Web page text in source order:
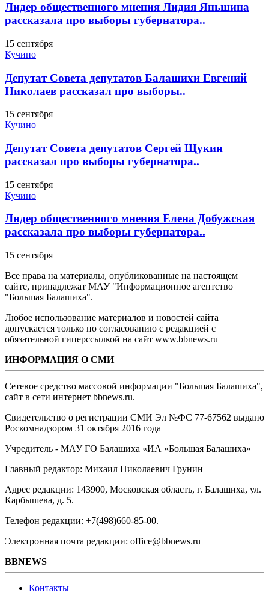
Лидер общественного мнения Лидия Яньшина
рассказала про выборы губернатора..
15 сентября
Кучино
Депутат Совета депутатов Балашихи Евгений
Николаев рассказал про выборы..
15 сентября
Кучино
Депутат Совета депутатов Сергей Щукин
рассказал про выборы губернатора..
15 сентября
Кучино
Лидер общественного мнения Елена Добужская
рассказала про выборы губернатора..
15 сентября
Все права на материалы, опубликованные на настоящем
сайте, принадлежат МАУ "Информационное агентство
"Большая Балашиха".
Любое использование материалов и новостей сайта
допускается только по согласованию с редакцией с
обязательной гиперссылкой на сайт www.bbnews.ru
ИНФОРМАЦИЯ О СМИ
Сетевое средство массовой информации "Большая Балашиха",
сайт в сети интернет bbnews.ru.
Свидетельство о регистрации СМИ Эл №ФС ‎77-67562 выдано
Роскомнадзором 31 октября 2016 года
Учредитель - МАУ ГО Балашиха «ИА «Большая Балашиха»
Главный редактор: Михаил Николаевич Грунин
Адрес редакции: 143900, Московская область, г. Балашиха, ул.
Карбышева, д. 5.
Телефон редакции: +7(498)660-85-00.
Электронная почта редакции: office@bbnews.ru
BBNEWS
Контакты